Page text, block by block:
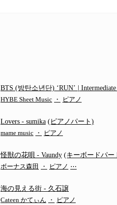
BTS (방탄소년단) ‘RUN’ | Intermediate
HYBE Sheet Music ・ ピアノ
Lovers - sumika (ピアノパート)
mame music ・ ピアノ
怪獣の花唄 - Vaundy (キーボードパー
ボーナス森田
・ ピアノ ⋯
海の見える街 - 久石譲
Cateen かてぃん
・ ピアノ